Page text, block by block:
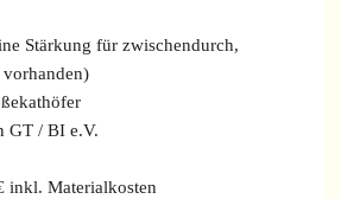
Stärkung für zwischendurch,
vorhanden)
GT / BI e.V.
inkl. Materialkosten